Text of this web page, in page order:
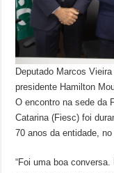
Deputado Marcos
presidente Hamilton
O encontro na sede da
Catarina (Fiesc) foi
70 anos da entidade,
“Foi uma boa